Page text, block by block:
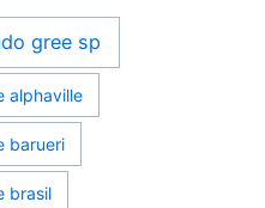
gree sp
alphaville
barueri
brasil